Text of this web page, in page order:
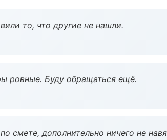
то, что другие не нашли.
ровные. Буду обращаться ещё.
смете, дополнительно ничего не